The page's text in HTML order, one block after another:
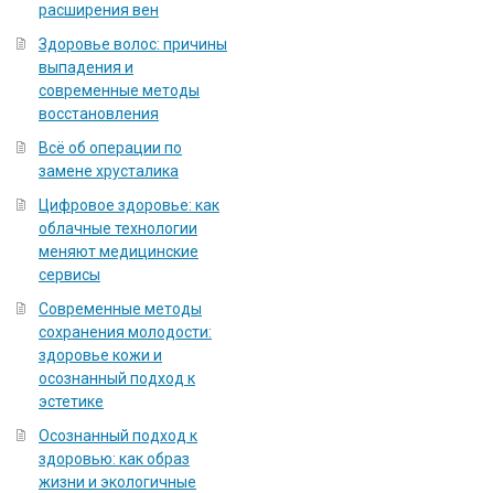
расширения вен
Здоровье волос: причины
выпадения и
современные методы
восстановления
Всё об операции по
замене хрусталика
Цифровое здоровье: как
облачные технологии
меняют медицинские
сервисы
Современные методы
сохранения молодости:
здоровье кожи и
осознанный подход к
эстетике
Осознанный подход к
здоровью: как образ
жизни и экологичные